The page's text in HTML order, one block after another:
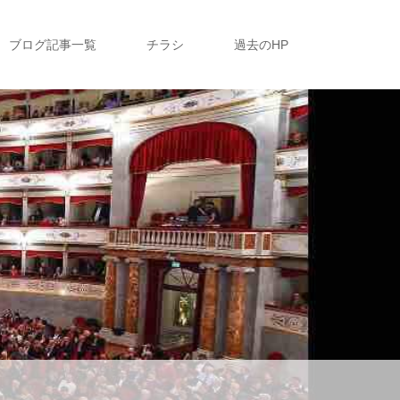
ブログ記事一覧 チラシ 過去のHP